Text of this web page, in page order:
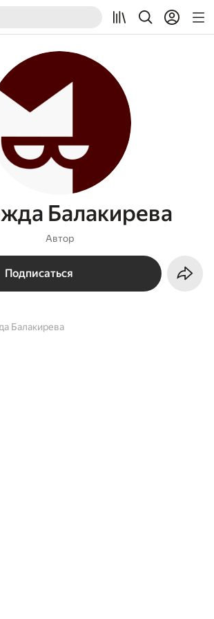
Балакирева
Автор
Подписаться
Балакирева